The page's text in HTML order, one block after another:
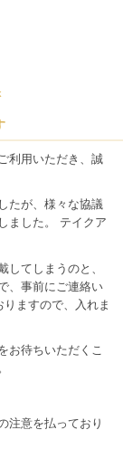
利用いただき、誠
たが、様々な協議
ました。 テイクア
してしまうのと、
、事前にご連絡い
ますので、入れま
お待ちいただくこ
注意を払っており